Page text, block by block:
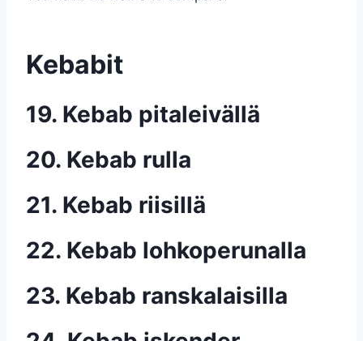
Kebabit
19. Kebab pitaleivällä
20. Kebab rulla
21. Kebab riisillä
22. Kebab lohkoperunalla
23. Kebab ranskalaisilla